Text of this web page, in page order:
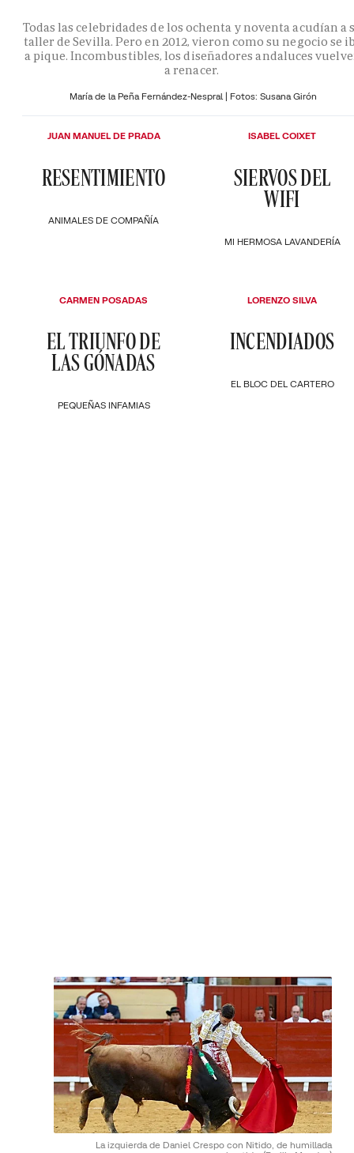
Todas las celebridades de los ochenta y noventa acudían a
taller de Sevilla. Pero en 2012, vieron como su negocio se
a pique. Incombustibles, los diseñadores andaluces
a renacer.
María de la Peña Fernández-Nespral | Fotos: Susana Girón
ANIMALES DE COMPAÑÍA
RESENTIMIENTO
JUAN MANUEL DE PRADA
MI HERMOSA LAVANDERÍA
SIERVOS DEL
WIFI
ISABEL COIXET
PEQUEÑAS INFAMIAS
EL TRIUNFO DE
LAS GÓNADAS
CARMEN POSADAS
EL BLOC DEL CARTERO
INCENDIADOS
LORENZO SILVA
La izquierda de Daniel Crespo con Nitido, de humillada